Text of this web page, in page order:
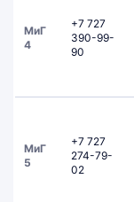
МиГ
4
+7 727
390-99-
90
МиГ
5
+7 727
274-79-
02